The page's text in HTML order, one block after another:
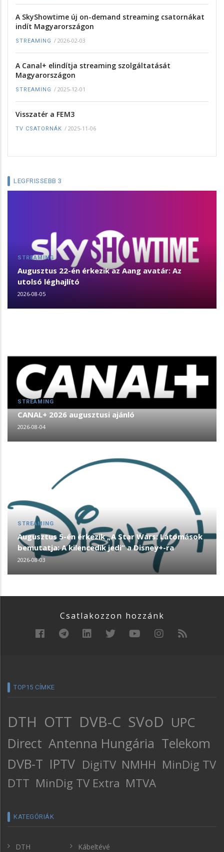
A SkyShowtime új on-demand streaming csatornákat
indít Magyarországon
STREAMING / 2026-02-03
A Canal+ elindítja streaming szolgáltatását
Magyarországon
STREAMING / 2025-12-01
Visszatér a FEM3
TV CSATORNÁK / 2025-11-06
LEGFRISSEBB 3
STREAMING
Augusztus 22-én érkezik az Aang avatár: Az
utolsó léghajlító
2026-08-05
STREAMING
CANAL+ 2026 augusztusi ajánló
2026-08-04
STREAMING
Augusztus 5-én érkezik „A Star Wars: Látomások
bemutatja: A kilencedik jedi” a Disney+-ra
2026-08-03
Csatlakozzon hozzánk
TOP15 CÍMKE
DTH OTT DVB-C SVoD UPC
Direct Antenna Hungária Telekom
DVB-T IPTV DigiTV NMHH MinDig TV
DTT MinDig TV Extra MTVA
KATEGÓRIÁK
DTH Kábeltévé